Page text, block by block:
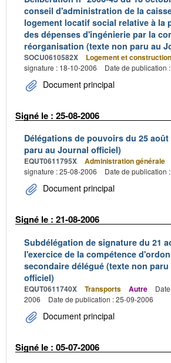
conseil d'administration de la
logement locatif social relative à la
des dépenses d'ingénierie par la
réorganisation (texte non paru au
SOCU0610582X Logement et construction
signature : 18-10-2006
Date de publication
Document principal
Signé le : 25-08-2006
Délégations de pouvoirs du 25 août
paru au Journal officiel)
EQUT0611795X Administration générale
signature : 25-08-2006
Date de publication
Document principal
Signé le : 21-08-2006
Subdélégation de signature du 21
l'exercice de la compétence
secondaire délégué (texte non
officiel)
EQUT0611740X Transports Autre
2006
Date de publication : 25-09-2006
Document principal
Signé le : 05-07-2006